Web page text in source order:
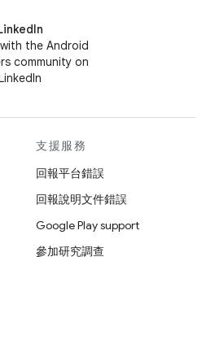
the Android
community on
支援服務
回報平台錯誤
回報說明文件錯誤
Google Play support
參加研究調查